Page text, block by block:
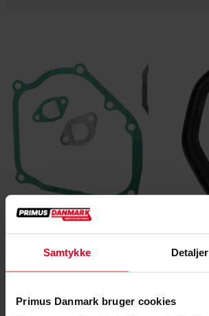
Samtykke Detaljer
Primus Danmark bruger cookies
Tilføj til kurv
Tilføj til kurv